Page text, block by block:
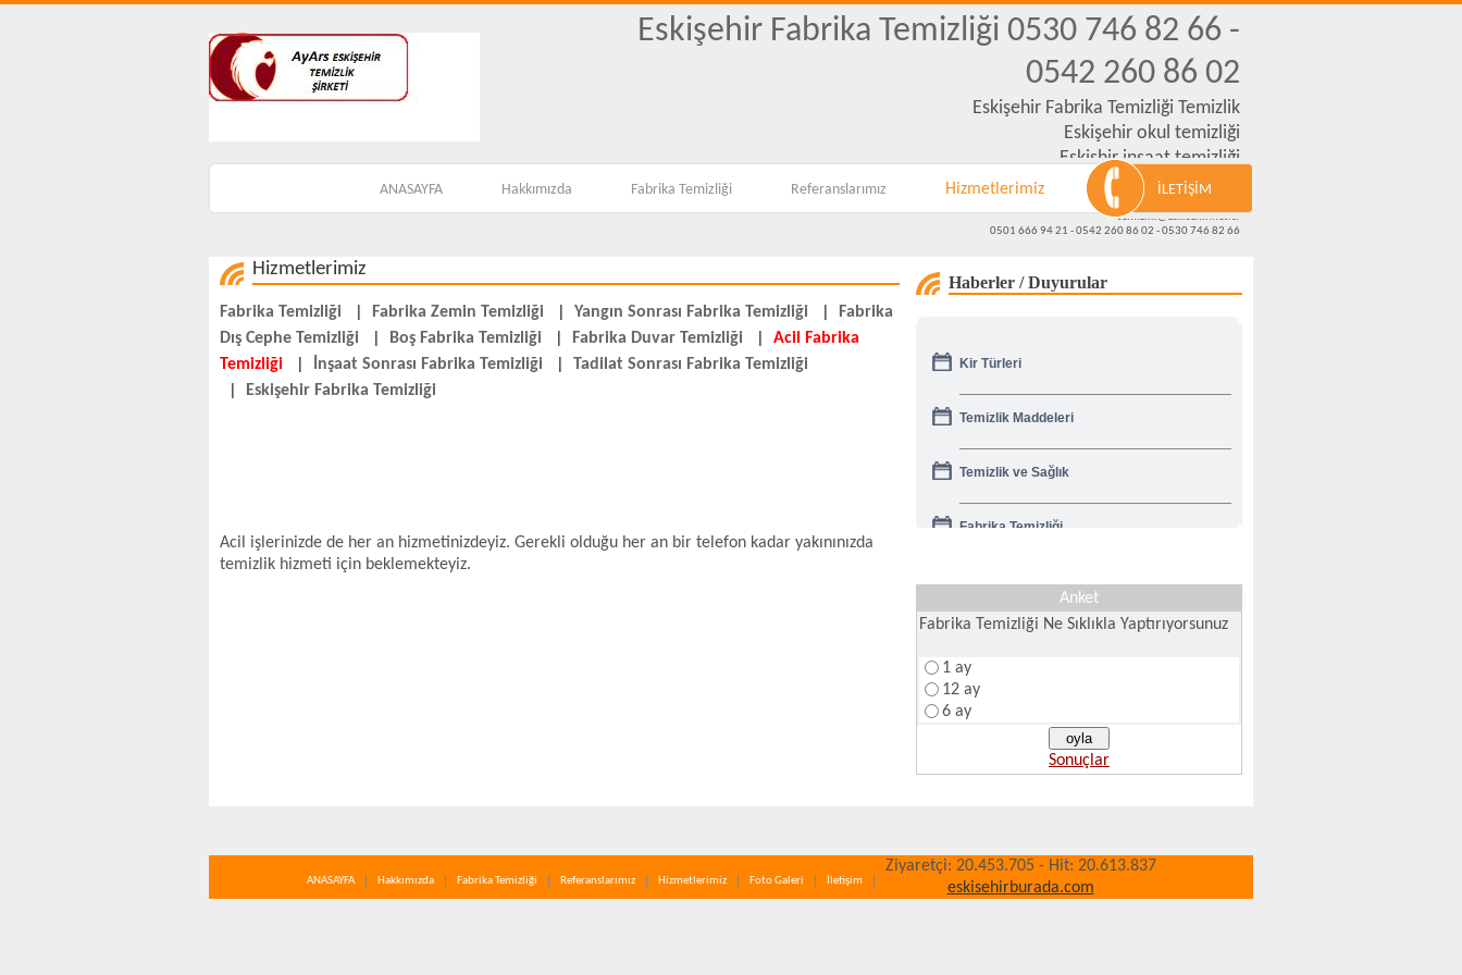
Eskişehir Fabrika Temizliği 0530 746 82 66 -
0542 260 86 02
Eskişehir Fabrika Temizliği Temizlik
Eskişehir okul temizliği
Eskişhir inşaat temizliği
Eskişehir merdiven temizliği
temizlik@eskisehir.net.tr
0501 666 94 21 - 0542 260 86 02 - 0530 746 82 66
ANASAYFA Hakkımızda Fabrika Temizliği Referanslarımız Hizmetlerimiz İLETİŞİM
Hizmetlerimiz
Fabrika Temizliği Fabrika Zemin Temizliği Yangın Sonrası Fabrika Temizliği
Fabrika
Dış Cephe Temizliği
Boş Fabrika Temizliği Fabrika Duvar Temizliği
Acil Fabrika
Temizliği
İnşaat Sonrası Fabrika Temizliği
Tadilat Sonrası Fabrika Temizliği
Eskişehir Fabrika Temizliği
Acil işlerinizde de her an hizmetinizdeyiz. Gerekli olduğu her an bir telefon kadar yakınınızda
temizlik hizmeti için beklemekteyiz.
Haberler / Duyurular
Kir Türleri
Temizlik Maddeleri
Temizlik ve Sağlık
Fabrika Temizliği
Anket
Fabrika Temizliği Ne Sıklıkla Yaptırıyorsunuz
1 ay
12 ay
6 ay
Sonuçlar
ANASAYFA Hakkımızda Fabrika Temizliği Referanslarımız Hizmetlerimiz Foto Galeri İletişim
Ziyaretçi: 20.453.705 - Hit: 20.613.837
eskisehirburada.com